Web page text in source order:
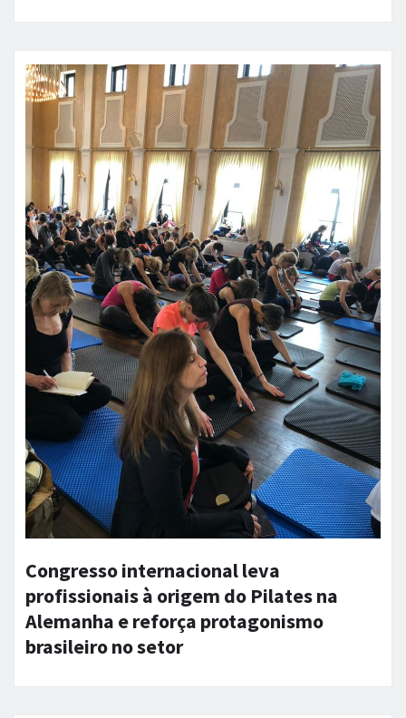
Congresso internacional leva
profissionais à origem do Pilates na
Alemanha e reforça protagonismo
brasileiro no setor